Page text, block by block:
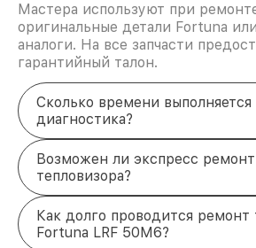
Мастера используют при
оригинальные детали Fortuna
аналоги. На все запчасти
гарантийный талон.
Сколько времени выполняется
диагностика?
Возможен ли экспресс ремонт
тепловизора?
Как долго проводится ремонт
Fortuna LRF 50M6?